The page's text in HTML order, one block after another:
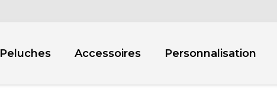
Peluches Accessoires Personnalisation